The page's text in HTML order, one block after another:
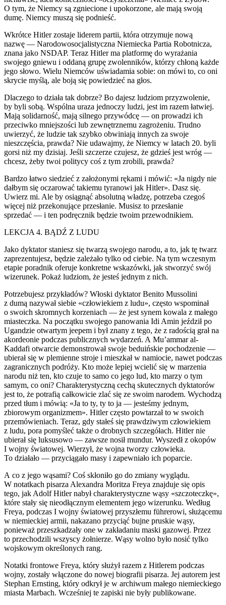
O tym, że Niemcy są zgniecione i upokorzone, ale mają swoją
dumę. Niemcy muszą się podnieść.
Wkrótce Hitler zostaje liderem partii, która otrzymuje nową
nazwę — Narodowosocjalistyczna Niemiecka Partia Robotnicza,
znana jako NSDAP. Teraz Hitler ma platformę do wyrażania
swojego gniewu i oddaną grupę zwolenników, którzy chłoną każde
jego słowo. Wielu Niemców uświadamia sobie: on mówi to, co oni
skrycie myślą, ale boją się powiedzieć na głos.
Dlaczego to działa tak dobrze? Bo dajesz ludziom przyzwolenie,
by byli sobą. Wspólna uraza jednoczy ludzi, jest im razem łatwiej.
Mają solidarność, mają silnego przywódcę — on prowadzi ich
przeciwko mniejszości lub zewnętrznemu zagrożeniu. Trudno
uwierzyć, że ludzie tak szybko obwiniają innych za swoje
nieszczęścia, prawda? Nie udawajmy, że Niemcy w latach 20. byli
gorsi niż my dzisiaj. Jeśli szczerze czujesz, że gdzieś jest wróg —
chcesz, żeby twoi politycy coś z tym zrobili, prawda?
Bardzo łatwo siedzieć z założonymi rękami i mówić: «Ja nigdy nie
dałbym się oczarować takiemu tyranowi jak Hitler». Dasz się.
Uwierz mi. Ale by osiągnąć absolutną władzę, potrzeba czegoś
więcej niż przekonujące przesłanie. Musisz to przesłanie
sprzedać — i ten podręcznik będzie twoim przewodnikiem.
LEKCJA 4. BĄDŹ Z LUDU
Jako dyktator staniesz się twarzą swojego narodu, a to, jak tę twarz
zaprezentujesz, będzie zależało tylko od ciebie. Na tym wczesnym
etapie poradnik oferuje konkretne wskazówki, jak stworzyć swój
wizerunek. Pokaż ludziom, że jesteś jednym z nich.
Potrzebujesz przykładów? Włoski dyktator Benito Mussolini
z dumą nazywał siebie «człowiekiem z ludu», często wspominał
o swoich skromnych korzeniach — że jest synem kowala z małego
miasteczka. Na początku swojego panowania Idi Amin jeździł po
Ugandzie otwartym jeepem i był znany z tego, że z radością grał na
akordeonie podczas publicznych wydarzeń. A Mu’ammar al-
Kaddafi otwarcie demonstrował swoje beduińskie pochodzenie —
ubierał się w plemienne stroje i mieszkał w namiocie, nawet podczas
zagranicznych podróży. Kto może lepiej wcielić się w marzenia
narodu niż ten, kto czuje to samo co jego lud, kto marzy o tym
samym, co oni? Charakterystyczną cechą skutecznych dyktatorów
jest to, że potrafią całkowicie zlać się ze swoim narodem. Wychodzą
przed tłum i mówią: «Ja to ty, ty to ja — jesteśmy jednym,
zbiorowym organizmem». Hitler często powtarzał to w swoich
przemówieniach. Teraz, gdy stałeś się prawdziwym człowiekiem
z ludu, pora pomyśleć także o drobnych szczegółach. Hitler nie
ubierał się luksusowo — zawsze nosił mundur. Wyszedł z okopów
I wojny światowej. Wierzył, że wojna tworzy człowieka.
To działało — przyciągało masy i zapewniało ich poparcie.
A co z jego wąsami? Coś skłoniło go do zmiany wyglądu.
W notatkach pisarza Alexandra Moritza Freya znajduje się opis
tego, jak Adolf Hitler nabył charakterystyczne wąsy «szczoteczkę»,
które stały się nieodłącznym elementem jego wizerunku. Według
Freya, podczas I wojny światowej przyszłemu führerowi, służącemu
w niemieckiej armii, nakazano przyciąć bujne pruskie wąsy,
ponieważ przeszkadzały one w zakładaniu maski gazowej. Przez
to przechodzili wszyscy żołnierze. Wąsy wolno było nosić tylko
wojskowym określonych rang.
Notatki frontowe Freya, który służył razem z Hitlerem podczas
wojny, zostały włączone do nowej biografii pisarza. Jej autorem jest
Stephan Ernsting, który odkrył je w archiwum małego niemieckiego
miasta Marbach. Wcześniej te zapiski nie były publikowane.